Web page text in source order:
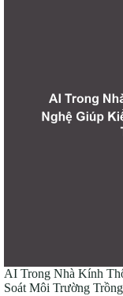
AI Trong Nhà Kính
Soát Môi Trường